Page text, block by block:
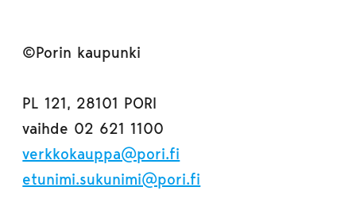
©Porin kaupunki
PL 121, 28101 PORI
vaihde 02 621 1100
verkkokauppa@pori.fi
etunimi.sukunimi@pori.fi